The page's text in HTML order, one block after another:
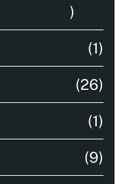
)
(1)
(26)
(1)
(9)